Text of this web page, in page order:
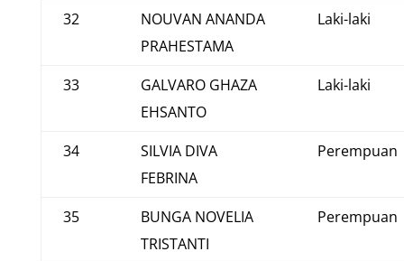
32
NOUVAN ANANDA
PRAHESTAMA
Laki-laki
33
GALVARO GHAZA
EHSANTO
Laki-laki
34
SILVIA DIVA
FEBRINA
Perempuan
35
BUNGA NOVELIA
TRISTANTI
Perempuan